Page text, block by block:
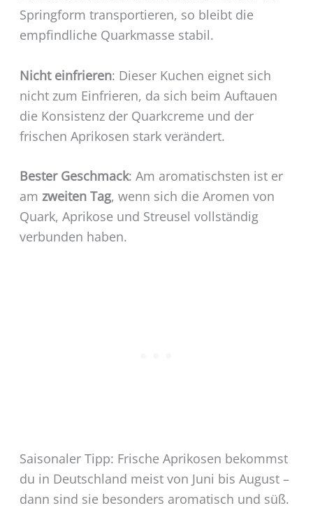
Springform transportieren, so bleibt die
empfindliche Quarkmasse stabil.
Nicht einfrieren: Dieser Kuchen eignet sich
nicht zum Einfrieren, da sich beim Auftauen
die Konsistenz der Quarkcreme und der
frischen Aprikosen stark verändert.
Bester Geschmack: Am aromatischsten ist er
am zweiten Tag, wenn sich die Aromen von
Quark, Aprikose und Streusel vollständig
verbunden haben.
Saisonaler Tipp: Frische Aprikosen bekommst
du in Deutschland meist von Juni bis August –
dann sind sie besonders aromatisch und süß.